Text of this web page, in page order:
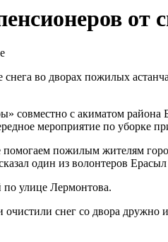
от
во дворах пожилых
совместно с акиматом
мероприятие по уборке
пожилым жителям
один из волонтеров
улице Лермонтова.
снег со двора дружно